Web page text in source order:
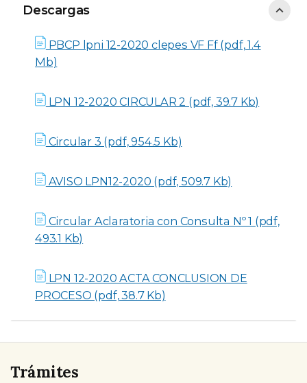
Descargas
Descargas
PBCP lpni 12-2020 clepes VF Ff (pdf, 1.4
Mb)
LPN 12-2020 CIRCULAR 2 (pdf, 39.7 Kb)
Circular 3 (pdf, 954.5 Kb)
AVISO LPN12-2020 (pdf, 509.7 Kb)
Circular Aclaratoria con Consulta Nº 1 (pdf,
493.1 Kb)
LPN 12-2020 ACTA CONCLUSION DE
PROCESO (pdf, 38.7 Kb)
Trámites